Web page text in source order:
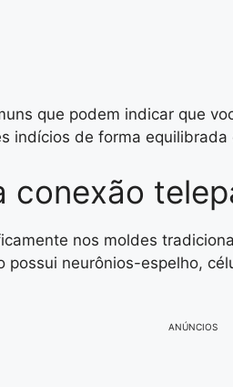
que podem indicar que
indícios de forma equilibrada
conexão
nos moldes
neurônios-espelho,
ANÚNCIOS